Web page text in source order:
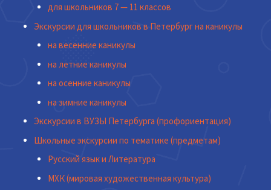
для школьников 7 — 11 классов
Экскурсии для школьников в Петербург на каникулы
на весенние каникулы
на летние каникулы
на осенние каникулы
на зимние каникулы
Экскурсии в ВУЗЫ Петербурга (профориентация)
Школьные экскурсии по тематике (предметам)
Русский язык и Литература
МХК (мировая художественная культура)